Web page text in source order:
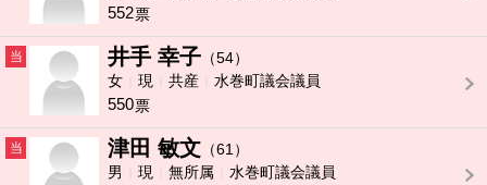
552票
当 井手 幸子 （54）
女
現 共産 水巻町議会議員
550票
当 津田 敏文 （61）
男
現 無所属 水巻町議会議員